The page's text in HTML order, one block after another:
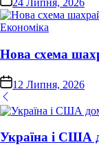
24 Липня, 2026
Опублікувати
Економіка
Нова схема
on 12 Липня, 2026
Україна і США